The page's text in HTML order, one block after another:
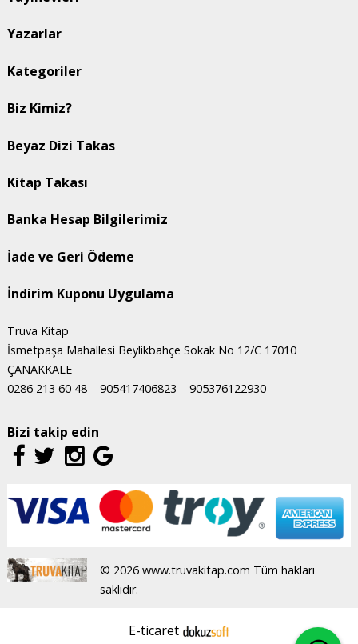
Yazarlar
Kategoriler
Biz Kimiz?
Beyaz Dizi Takas
Kitap Takası
Banka Hesap Bilgilerimiz
İade ve Geri Ödeme
İndirim Kuponu Uygulama
Truva Kitap
İsmetpaşa Mahallesi Beylikbahçe Sokak No 12/C 17010
ÇANAKKALE
0286 213 60 48
905417406823 905376122930
Bizi takip edin
© 2026 www.truvakitap.com Tüm hakları
saklıdır.
E-ticaret